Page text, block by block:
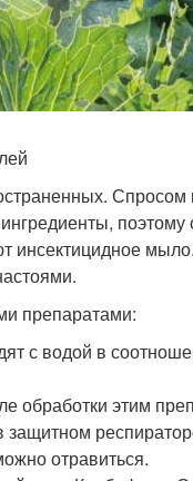
Спросом
инсектицидное
препаратами:
с водой в
обработки этим
отравиться.